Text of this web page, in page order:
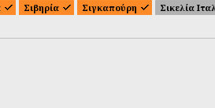
Σιβηρία Σιγκαπούρη Σικελία